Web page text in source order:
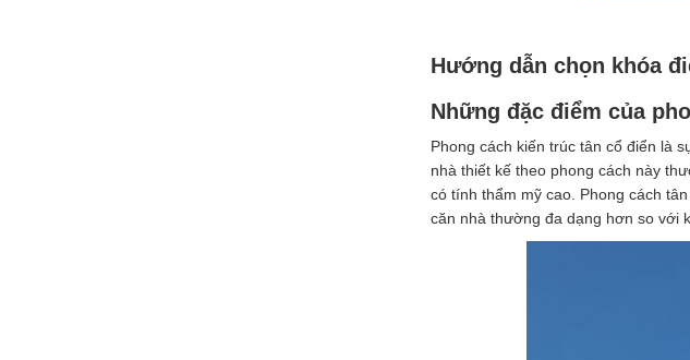
Hướng dẫn chọn khóa
Những đặc điểm của
Phong cách kiến trúc tân cổ điển là
nhà thiết kế theo phong cách này
có tính thẩm mỹ cao. Phong cách
căn nhà thường đa dạng hơn so với